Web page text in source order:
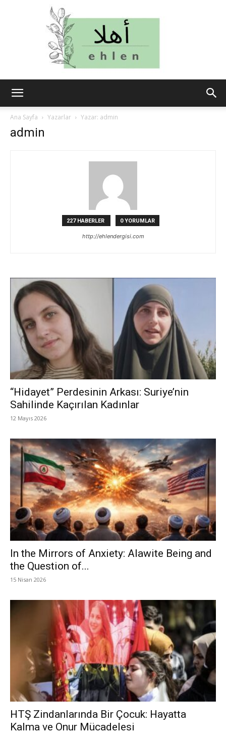
Ana Sayfa
Yazarlar Yazar: admin
admin
227 HABERLER 0 YORUMLAR
http://ehlendergisi.com
“Hidayet” Perdesinin Arkası: Suriye’nin
Sahilinde Kaçırılan Kadınlar
12 Mayıs 2026
In the Mirrors of Anxiety: Alawite Being and
the Question of...
15 Nisan 2026
HTŞ Zindanlarında Bir Çocuk: Hayatta
Kalma ve Onur Mücadelesi